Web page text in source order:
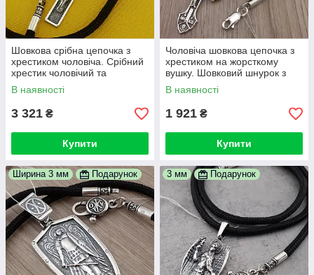
Шовкова срібна цепочка з
хрестиком чоловіча. Срібний
хрестик чоловічий та
шовковий шнурок зі срібним
замком. 55 см
В наявності
3 321 ₴
Купити
Чоловіча шовкова цепочка з
хрестиком на жорсткому
вушку. Шовковий шнурок з
срібним замком і хрест.
В наявності
1 921 ₴
Купити
Ширина 3 мм Подарунок 3 мм Подарунок